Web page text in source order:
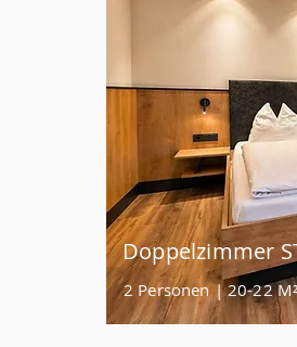
Doppelzimmer
2 Personen | 20-22